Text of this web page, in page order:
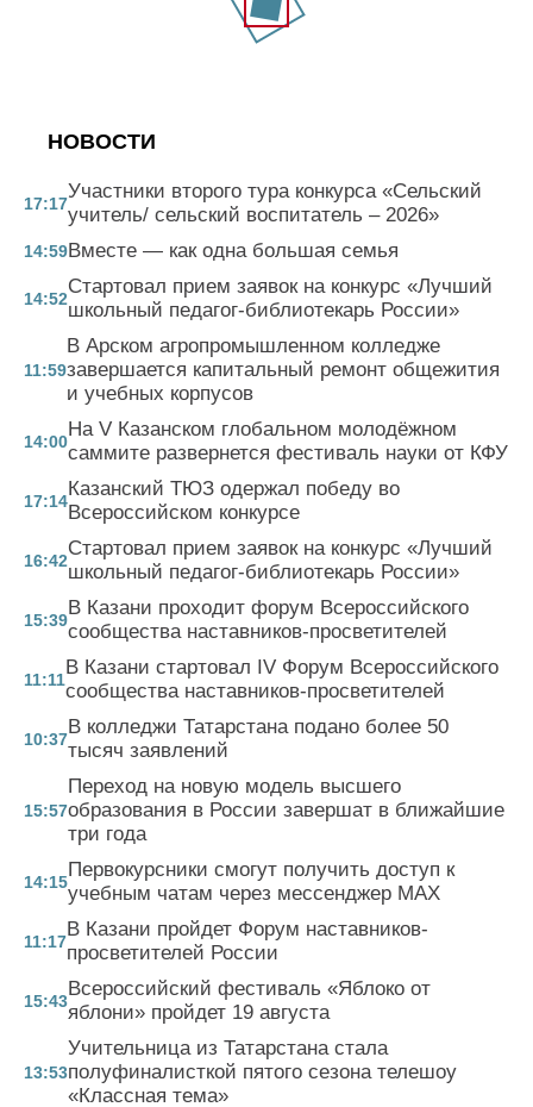
НОВОСТИ
17:17
Участники второго тура конкурса «Сельский
учитель/ сельский воспитатель – 2026»
14:59Вместе — как одна большая семья
14:52
Стартовал прием заявок на конкурс «Лучший
школьный педагог-библиотекарь России»
11:59
В Арском агропромышленном колледже
завершается капитальный ремонт общежития
и учебных корпусов
14:00
На V Казанском глобальном молодёжном
саммите развернется фестиваль науки от КФУ
17:14
Казанский ТЮЗ одержал победу во
Всероссийском конкурсе
16:42
Стартовал прием заявок на конкурс «Лучший
школьный педагог-библиотекарь России»
15:39
В Казани проходит форум Всероссийского
сообщества наставников-просветителей
11:11
В Казани стартовал IV Форум Всероссийского
сообщества наставников-просветителей
10:37
В колледжи Татарстана подано более 50
тысяч заявлений
15:57
Переход на новую модель высшего
образования в России завершат в ближайшие
три года
14:15
Первокурсники смогут получить доступ к
учебным чатам через мессенджер MAX
11:17
В Казани пройдет Форум наставников-
просветителей России
15:43
Всероссийский фестиваль «Яблоко от
яблони» пройдет 19 августа
13:53
Учительница из Татарстана стала
полуфиналисткой пятого сезона телешоу
«Классная тема»